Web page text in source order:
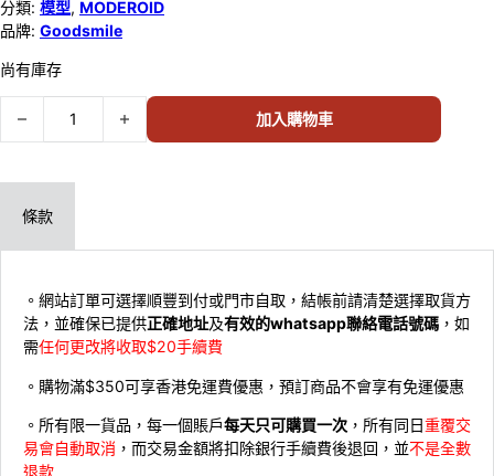
分類: 模型, MODEROID
品牌: Goodsmile
尚有庫存
Goodsmile Moderoid Valimar the Ashen Knight 灰の騎神 181274 數量
加入購物車
條款
。網站訂單可選擇順豐到付或門市自取，結帳前請清楚選擇取貨方
法，並確保已提供正確地址及有效的whatsapp聯絡電話號碼 ，如
需任何更改將收取$20手續費
。購物滿$350可享香港免運費優惠，預訂商品不會享有免運優惠
。所有限一貨品，每一個賬戶每天只可購買一次 ，所有同日重覆交
易會自動取消 ，而交易金額將扣除銀行手續費後退回，並不是全數
退款